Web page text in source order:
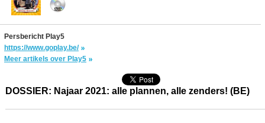
Persbericht Play5
https://www.goplay.be/
Meer artikels over Play5
DOSSIER: Najaar 2021: alle plannen, alle zenders! (BE)